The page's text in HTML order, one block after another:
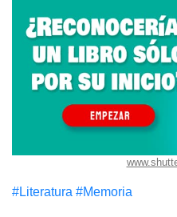
#Literatura #Memoria